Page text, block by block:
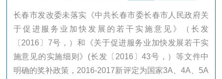
长春市发改委未落实《中共长春市委长春市人民政府关
于促进服务业加快发展的若干实施意见》（长发
〔2016〕7号，）和《关于促进服务业加快发展若干实
施意见的实施细则》(长发〔2016〕43号，）等文件中
明确的奖补政策，2016-2017新评定为国家3A、4A、5A